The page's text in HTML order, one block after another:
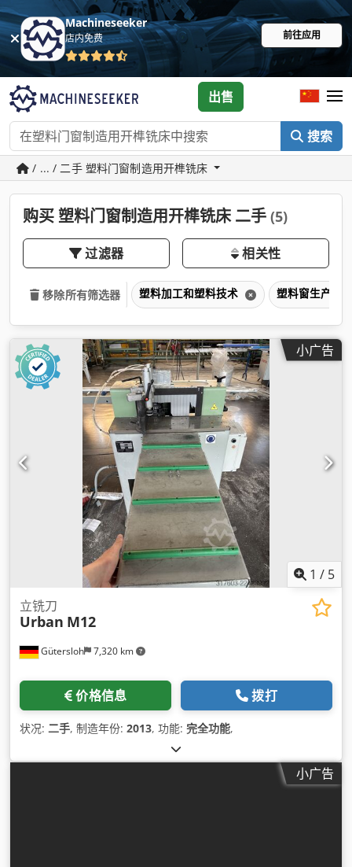
Machineseeker
店内免费 前往应用
搜索
出售
/ ... / 二手 塑料门窗制造用开榫铣床
购买 塑料门窗制造用开榫铣床 二手 (5)
过滤器 相关性
移除所有筛选器 塑料加工和塑料技术 塑料窗生产机
小广告
1 / 5
Gütersloh 7,320 km
立铣刀
Urban M12
价格信息 拨打
状况: 二手, 制造年份: 2013, 功能: 完全功能,
小广告